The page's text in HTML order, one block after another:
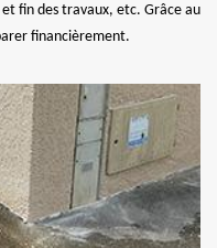
fin des travaux, etc. Grâce au
financièrement.